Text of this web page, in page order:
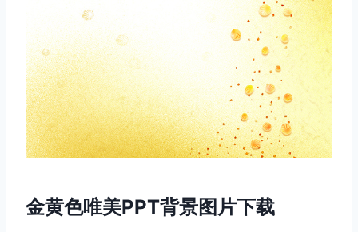
金黄色唯美PPT背景图片下载